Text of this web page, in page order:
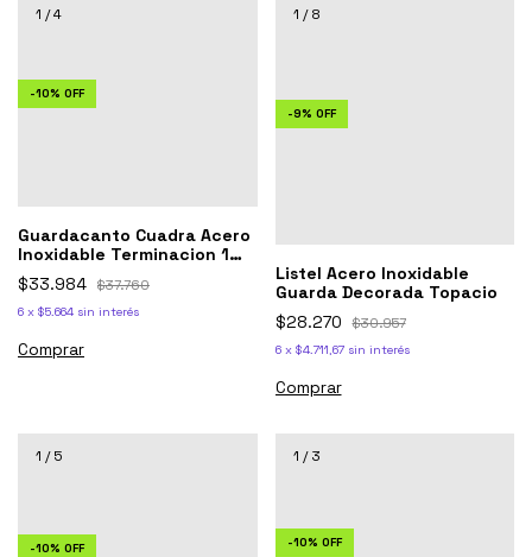
1 /4
-10% OFF
Guardacanto Cuadra Acero
Inoxidable Terminacion 1
cm x 2.5 Negro mate
$33.984 $37.760
6 x $5.664 sin interés
1 /8
-9% OFF
Listel Acero Inoxidable
Guarda Decorada Topacio
$28.270
$30.957
6 x $4.711,67 sin interés
Comprar
1 /5
-10% OFF
1 /3
-10% OFF